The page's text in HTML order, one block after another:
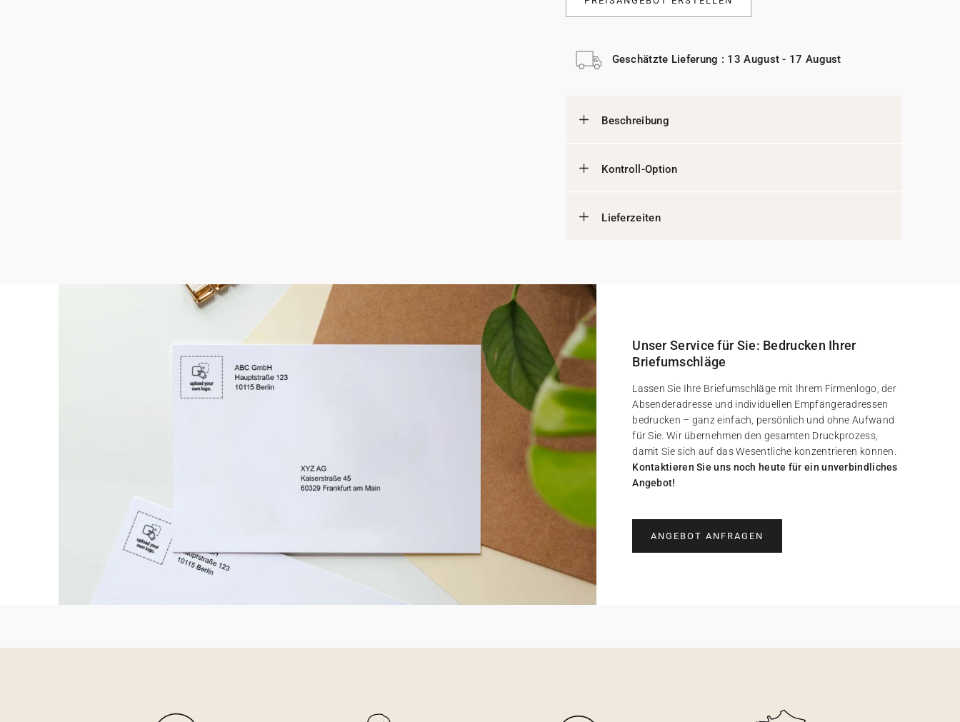
Geschätzte Lieferung : 13 August - 17 August
Beschreibung
Kontroll-Option
Lieferzeiten
Unser Service für Sie: Bedrucken Ihrer
Briefumschläge
Lassen Sie Ihre Briefumschläge mit Ihrem Firmenlogo, der
Absenderadresse und individuellen Empfängeradressen
bedrucken – ganz einfach, persönlich und ohne Aufwand
für Sie. Wir übernehmen den gesamten Druckprozess,
damit Sie sich auf das Wesentliche konzentrieren können.
Kontaktieren Sie uns noch heute für ein unverbindliches
Angebot!
ANGEBOT ANFRAGEN